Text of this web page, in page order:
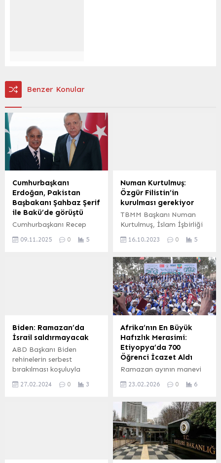
Benzer Konular
Cumhurbaşkanı
Erdoğan, Pakistan
Başbakanı Şahbaz Şerif
ile Bakü’de görüştü
Cumhurbaşkanı Recep
Zaferi’nin 5’inci yıl
gelişmeler ele alındı.
ANKARA (İGFA) –
Cumhurbaşkanlığı İletişim
Başkanlığı’ndan yapılan
açıklamaya göre, Bakü’de
gerçekleşen görüşmede
Türkiye ile Pakistan
09.11.2025 0 5
Numan Kurtulmuş:
Özgür Filistin’in
kurulması gerekiyor
TBMM Başkanı Numan
Kurtulmuş, İslam İşbirliği
Birliğinin (İSİPAB)
ilişkin gerçekleştirdiği
çevrim içi toplantıya
katıldı. ANKARA (İGFA) –
TBMM Başkanı Numan
Kurtulmuş’un çevrimiçi
toplantıda yaptığı
konuşmasına ilişkin
detaylar TBMM’nin resmi
internet sitesinde yer aldı.
Filistin’deki insani krizin
çözülebilmesi için acil
ateşkesin temin edilmesi
ve Gazze’de yaşayan
16.10.2023 0 5
Biden: Ramazan’da
İsrail saldırmayacak
ABD Başkanı Biden
rehinelerin serbest
bırakılması koşuluyla
boyunca Gazze’ye
27.02.2024 0 3
Afrika’nın En Büyük
Hafızlık Merasimi:
Etiyopya’da 700
Öğrenci İcazet Aldı
Ramazan ayının manevi
Yardım Derneği
Kore şehrinde düzenlenen
tarihi hafızlık icazet
merasimi, Afrika kıtasının
en büyük hafızlık töreni
olarak kayıtlara geçti.
Binlerce kişinin katılımıyla
23.02.2026 0 6